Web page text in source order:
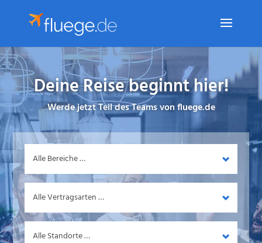
Deine Reise beginnt hier!
Werde jetzt Teil des Teams von fluege.de
Bereich
Vertragsart
Standort